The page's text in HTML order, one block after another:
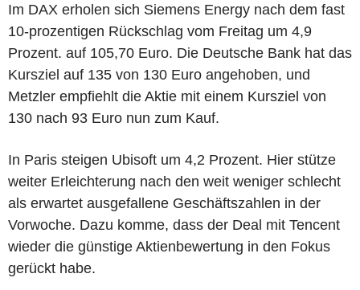
Im DAX erholen sich Siemens Energy nach dem fast
10-prozentigen Rückschlag vom Freitag um 4,9
Prozent. auf 105,70 Euro. Die Deutsche Bank hat das
Kursziel auf 135 von 130 Euro angehoben, und
Metzler empfiehlt die Aktie mit einem Kursziel von
130 nach 93 Euro nun zum Kauf.
In Paris steigen Ubisoft um 4,2 Prozent. Hier stütze
weiter Erleichterung nach den weit weniger schlecht
als erwartet ausgefallene Geschäftszahlen in der
Vorwoche. Dazu komme, dass der Deal mit Tencent
wieder die günstige Aktienbewertung in den Fokus
gerückt habe.